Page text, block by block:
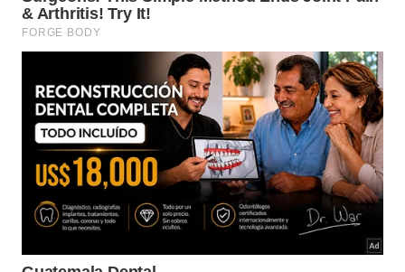
40,00.
Isenção da taxa de inscrição
atendam aos critérios socioeconômicos podem
solicitar isenção entre 25/08 e 12/09/2025.
Prova: 02/11/2025, a partir das 14h.
Resultado: 01/12/2025, a partir das 10h